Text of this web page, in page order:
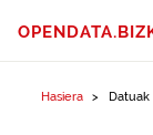
Hasiera Datuak